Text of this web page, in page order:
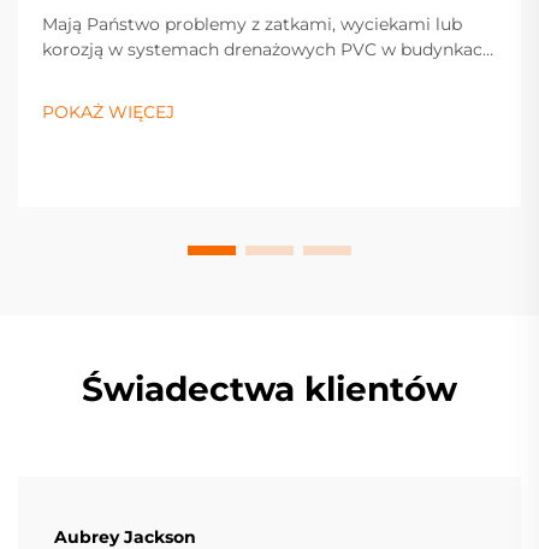
Mają Państwo problemy z zatkami, wyciekami lub
korozją w systemach drenażowych PVC w budynkach
które wydłużają żywotność rur, zapobiegają
uszkodzeniom wodnym i zwiększają wartość
POKAŻ WIĘCEJ
Świadectwa klientów
Aubrey Jackson